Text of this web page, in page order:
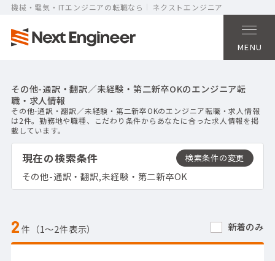
機械・電気・ITエンジニアの転職なら ネクストエンジニア
MENU
その他-通訳・翻訳／未経験・第二新卒OKのエンジニア転
職・求人情報
その他-通訳・翻訳／未経験・第二新卒OKのエンジニア転職・求人情報
は2件。勤務地や職種、こだわり条件からあなたに合った求人情報を掲
載しています。
現在の検索条件
その他-通訳・翻訳,未経験・第二新卒OK
2件（1〜2件表示） 新着のみ